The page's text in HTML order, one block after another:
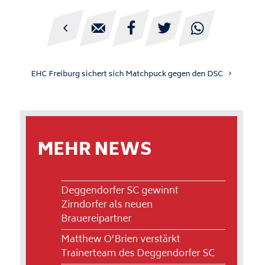
    
EHC Freiburg sichert sich Matchpuck gegen den DSC
MEHR NEWS
Deggendorfer SC gewinnt
Zirndorfer als neuen
Brauereipartner
Matthew O’Brien verstärkt
Trainerteam des Deggendorfer SC